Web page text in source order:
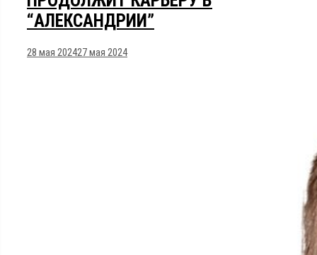
“АЛЕКСАНДРИИ”
28 мая 202427 мая 2024